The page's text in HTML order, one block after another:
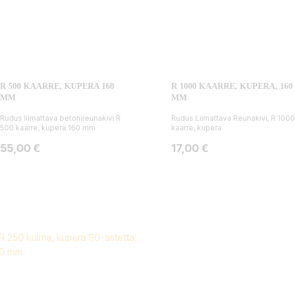
R 500 KAARRE, KUPERA 160
MM
Rudus liimattava betonireunakivi R
500 kaarre, kupera 160 mm
Hinta
55,00 €
R 1000 KAARRE, KUPERA, 160
MM
Rudus Liimattava Reunakivi, R 1000
kaarre, kupera
Hinta
17,00 €